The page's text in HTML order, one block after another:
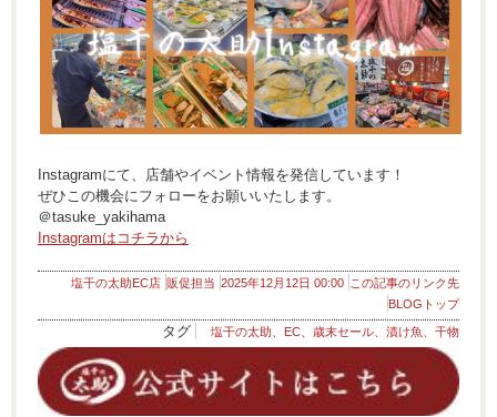
Instagramにて、店舗やイベント情報を発信しています！
ぜひこの機会にフォローをお願いいたします。
＠tasuke_yakihama
Instagramはコチラから
塩干の太助EC店 販促担当 2025年12月12日 00:00 この記事のリンク先
BLOGトップ
タグ 塩干の太助、EC、歳末セール、漬け魚、干物